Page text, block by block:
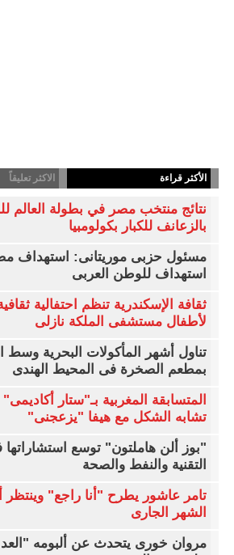
الأكثر قراءة الاكثر تعليقاً
نتائج منتخب مصر في بطولة العالم
بالزعانف للكبار بكولومبيا
مسئول حزبى موريتانى: استهداف
استهداف للوطن العربى
ثقافة الإسكندرية تنظم احتفالية
لأطفال مستشفى الملكة نازلى
تناول أشهر المأكولات البحرية وسط
بمطعم الصخرة فى المحيط الهندى
المتسابقة المغربية بـ"ستار
تشابه الشكل مع هيفا "يزعجنى"
"بوز ألن هاملتون" توسع
التقنية والنفط والصحة
تامر عاشور يطرح "أنا راجع" وينتظر
الشهر الجارى
مروان خورى يتحدث عن ألبومه